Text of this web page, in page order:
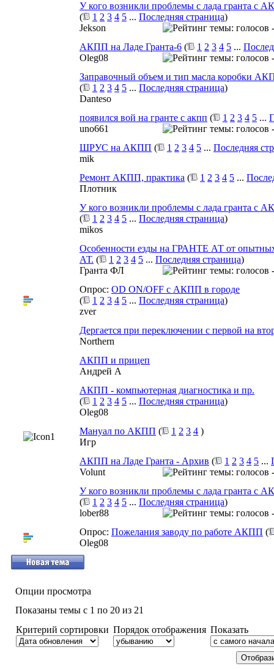
У кого возникли проблемы с лада гранта с
(
1 2 3 4 5 ... Последняя страница)
Jekson
АКПП на Ладе Гранта-6 ( 1 2 3 4 5 ...
Oleg08
Заправочный объем и тип масла коробки
(
1 2 3 4 5 ... Последняя страница)
Danteso
появился вой на гранте с акпп ( 1 2 3 4 5 ...
uno661
ШРУС на АКПП ( 1 2 3 4 5 ... Последняя
mik
Ремонт АКПП, практика ( 1 2 3 4 5 ...
Плотник
У кого возникли проблемы с лада гранта с
(
1 2 3 4 5 ... Последняя страница)
mikos
Особенности езды на ГРАНТЕ АТ от
АТ. ( 1 2 3 4 5 ... Последняя страница)
Гранта ФЛ
Опрос: ОD ON/OFF с АКПП в городе
(
1 2 3 4 5 ... Последняя страница)
zver
Дергается при переключении с первой на
Northern
АКПП и прицеп
Андрей А
АКПП - компьютерная диагностика и пр.
(
1 2 3 4 5 ... Последняя страница)
Oleg08
Мануал по АКПП ( 1 2 3 4 )
Игр
АКПП на Ладе Гранта - Архив ( 1 2 3 4 5 ...
Volunt
У кого возникли проблемы с лада гранта с
(
1 2 3 4 5 ... Последняя страница)
lober88
Опрос: Пожелания заводу по работе АКПП (
Oleg08
Опции просмотра
Показаны темы с 1 по 20 из 21
Критерий сортировки Порядок отображения Показать